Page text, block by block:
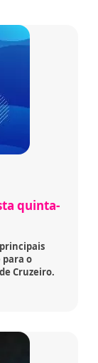
quinta-
para o
Cruzeiro.